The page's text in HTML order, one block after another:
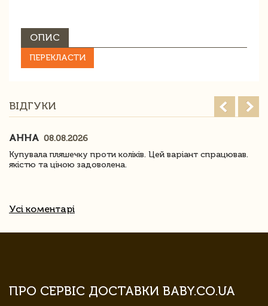
ОПИС
ПЕРЕКЛАСТИ
ВІДГУКИ
АННА 08.08.2026
Купувала пляшечку проти коліків. Цей варіант спрацював.
якістю та ціною задоволена.
Усі коментарі
ПРО СЕРВІС ДОСТАВКИ BABY.CO.UA